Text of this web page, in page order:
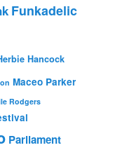
Funkadelic
Hancock
Maceo Parker
Rodgers
Parliament